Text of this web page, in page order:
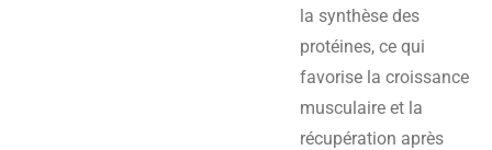
la synthèse des
protéines, ce qui
favorise la croissance
musculaire et la
récupération après